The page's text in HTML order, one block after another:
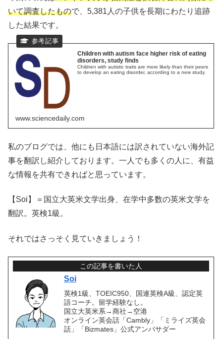
いて調査したもので、5,381人の子供を長期にわたり追跡
した結果です。
Children with autism face higher risk of eating
disorders, study finds
Children with autistic traits are more likely than their peers
to develop an eating disorder, according to a new study.
www.sciencedaily.com
私のブログでは、他にも日本語には訳されていない海外記
事を翻訳し紹介しております。一人でも多くの人に、有益
な情報を共有できればと思っています。
【Soi】＝国立大英米文学出身、在学中多数の英米文学を
翻訳。英検1級。
それではさっそく見ていきましょう！
この記事を書いた人
Soi
英検1級、TOEIC950、国連英検A級、認定英
語コーチ。留学経験なし。
国立大英米系→商社→空港
オンライン英会話「Cambly」「ミライズ英会
話」「Bizmates」公式アンバサダー